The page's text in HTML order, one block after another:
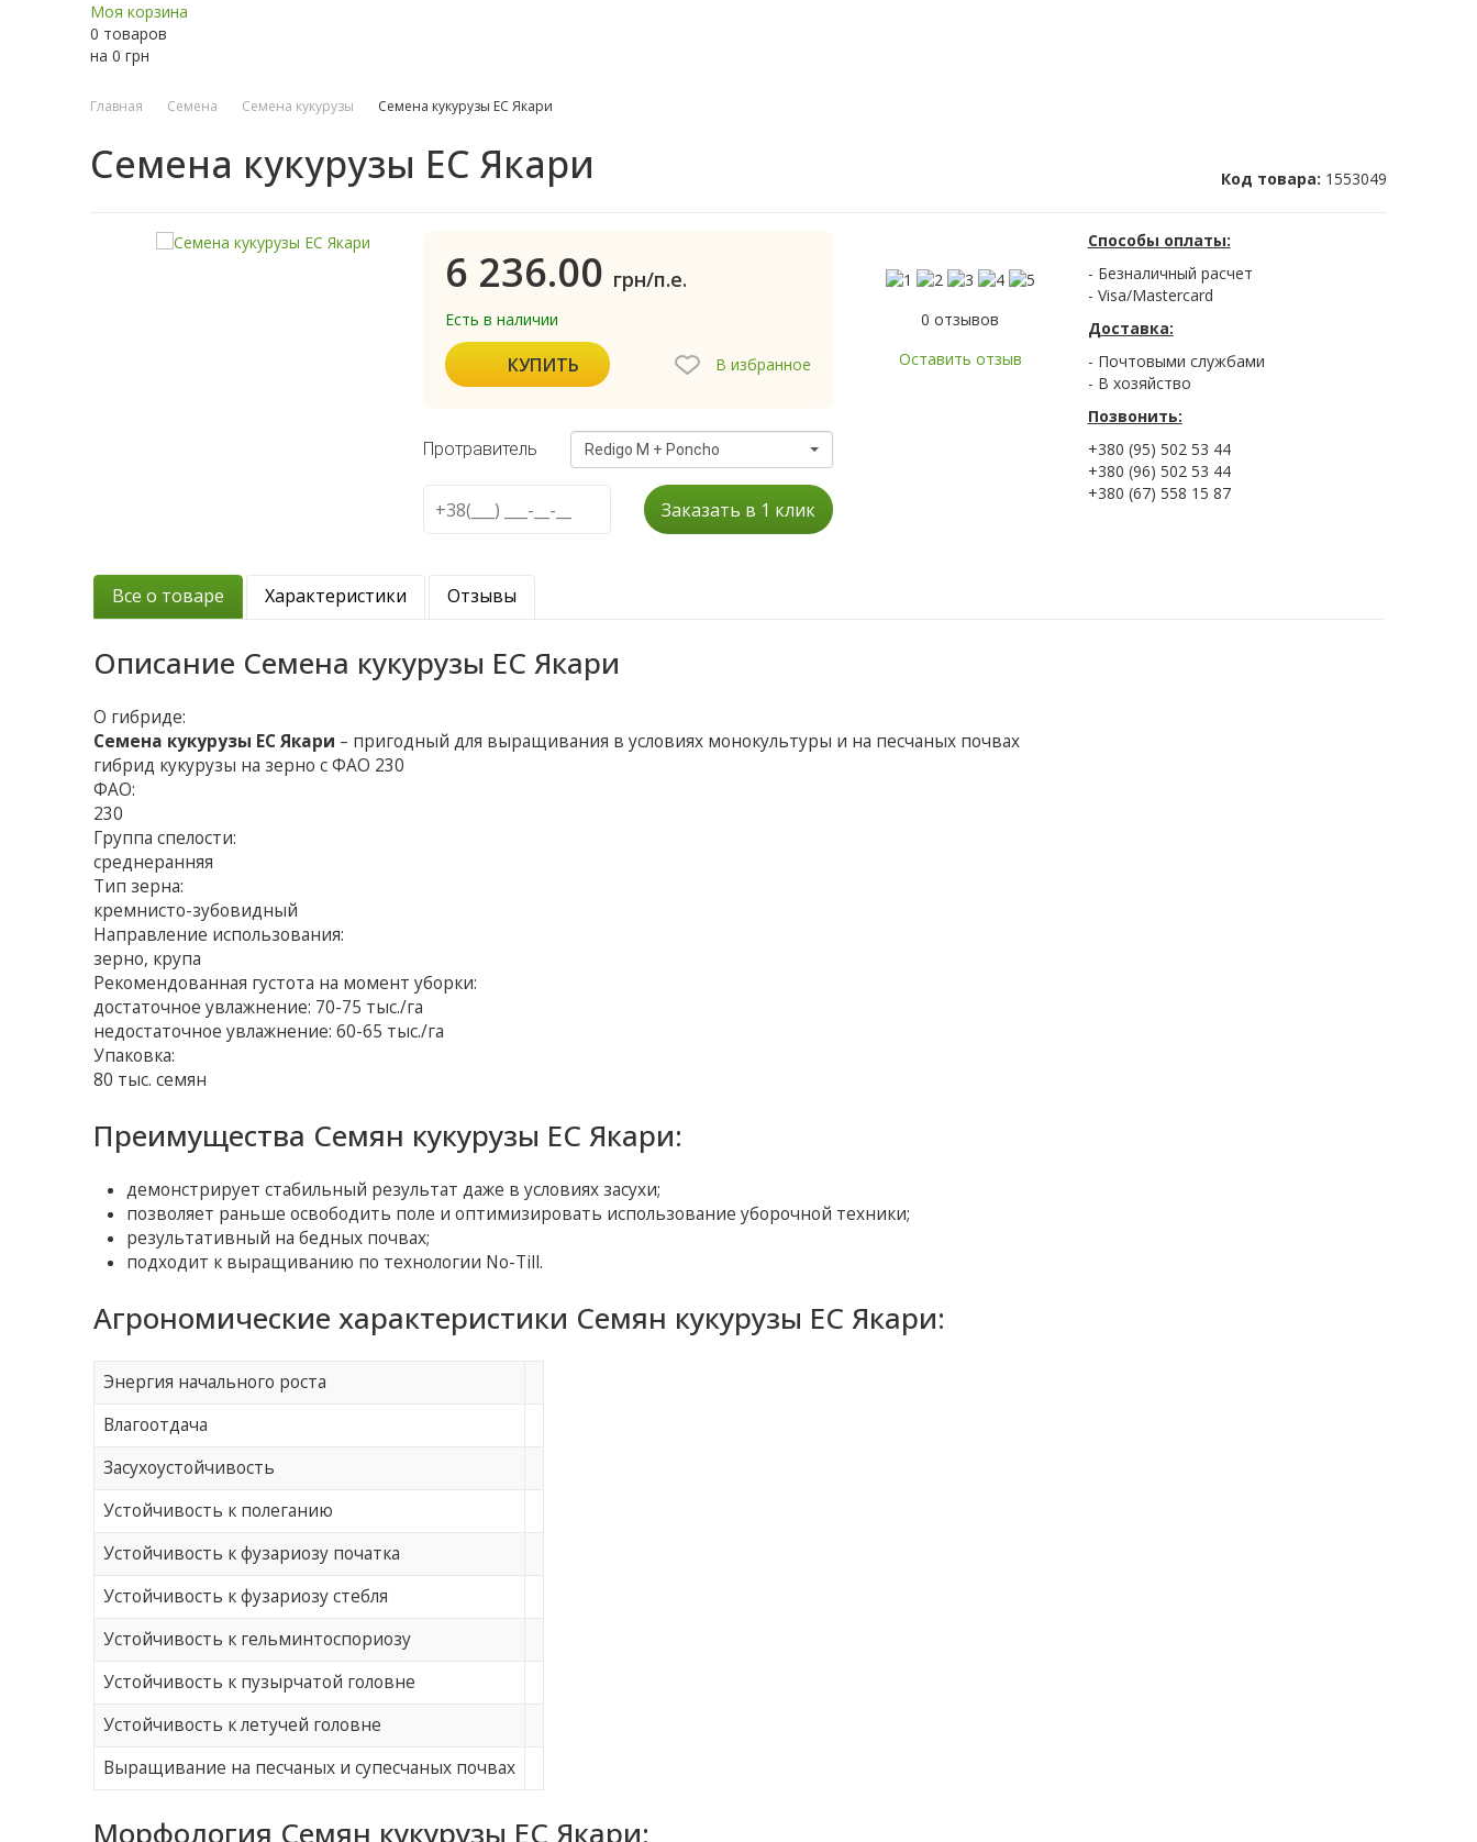
Моя корзина
0 товаров
на 0 грн
Главная Семена Семена кукурузы Семена кукурузы ЕС Якари
Семена кукурузы ЕС Якари Код товара: 1553049
6 236.00 грн/п.е.
Есть в наличии
КУПИТЬ В избранное
Протравитель Redigo M + Poncho
0 отзывов
Оставить отзыв
Заказать в 1 клик
Способы оплаты:
- Безналичный расчет
- Visa/Mastercard
Доставка:
- Почтовыми службами
- В хозяйство
Позвонить:
+380 (95) 502 53 44
+380 (96) 502 53 44
+380 (67) 558 15 87
Все о товаре Характеристики Отзывы
Описание Семена кукурузы ЕС Якари
О гибриде:
Семена кукурузы ЕС Якари – пригодный для выращивания в условиях монокультуры и на песчаных почвах
гибрид кукурузы на зерно с ФАО 230
ФАО:
230
Группа спелости:
среднеранняя
Тип зерна:
кремнисто-зубовидный
Направление использования:
зерно, крупа
Рекомендованная густота на момент уборки:
достаточное увлажнение: 70-75 тыс./га
недостаточное увлажнение: 60-65 тыс./га
Упаковка:
80 тыс. семян
Преимущества Семян кукурузы ЕС Якари:
демонстрирует стабильный результат даже в условиях засухи;
позволяет раньше освободить поле и оптимизировать использование уборочной техники;
результативный на бедных почвах;
подходит к выращиванию по технологии No-Till.
Агрономические характеристики Семян кукурузы ЕС Якари:
Энергия начального роста
Влагоотдача
Засухоустойчивость
Устойчивость к полеганию
Устойчивость к фузариозу початка
Устойчивость к фузариозу стебля
Устойчивость к гельминтоспориозу
Устойчивость к пузырчатой ​​головне
Устойчивость к летучей головне
Выращивание на песчаных и супесчаных почвах
Морфология Семян кукурузы ЕС Якари: